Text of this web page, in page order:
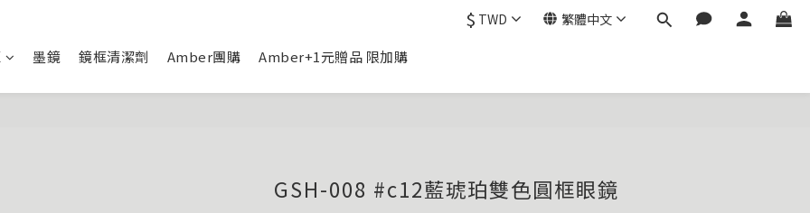
$ TWD 繁體中文
墨鏡 鏡框清潔劑 Amber團購 Amber+1元贈品 限加購
GSH-008 #c12藍琥珀雙色圓框眼鏡